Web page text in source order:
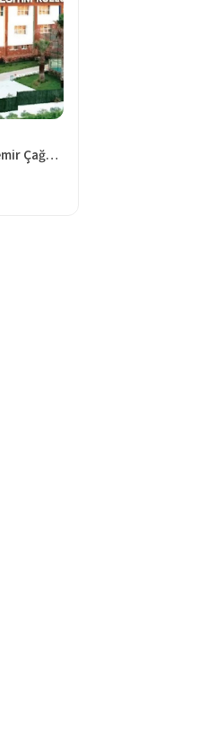
Özel Menderes Gaziemir Çağdaş Eğitim Koleji Ortaokulu